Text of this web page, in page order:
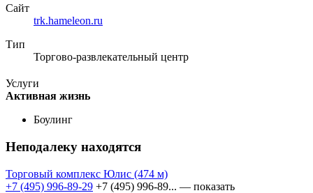
Сайт
trk.hameleon.ru
Тип
Торгово-развлекательный центр
Услуги
Активная жизнь
Боулинг
Неподалеку находятся
Торговый комплекс Юлис (474 м)
+7 (495) 996-89-29 +7 (495) 996-89... — показать